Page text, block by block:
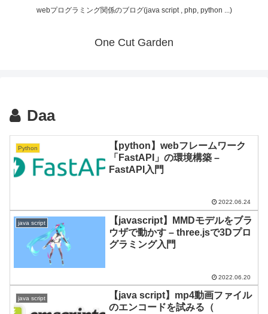
webプログラミング関係のブログ(java script , php, python ...)
One Cut Garden
Daa
Python
【python】webフレームワーク
「FastAPI」の環境構築 –
FastAPI入門
2022.06.24
java script
【javascript】MMDモデルをブラ
ウザで動かす – three.jsで3Dプロ
グラミング入門
2022.06.20
java script
【java script】mp4動画ファイル
のエンコードを試みる（